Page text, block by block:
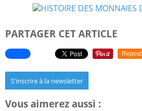
PARTAGER CET ARTICLE
Repost
S'inscrire à la newsletter
Vous aimerez aussi :